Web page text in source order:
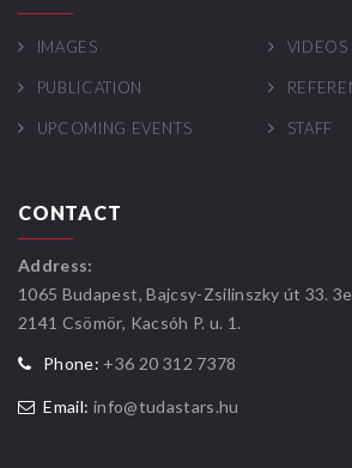
IMAGES VIDEOS
PUBLICATION
UPCOMING EVENTS STAFF
CONTACT
Address:
1065 Budapest, Bajcsy-Zsilinszky út 33.
2141 Csömör, Kacsóh P. u. 1.
Phone: +36 20 312 7378
Email: info@tudastars.hu